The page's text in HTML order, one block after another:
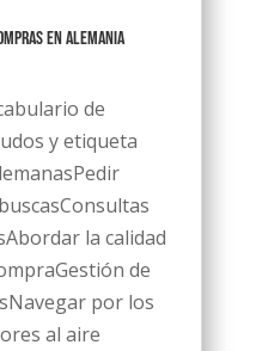
en Alemania
de
y etiqueta
la calidad
de
por los
al aire